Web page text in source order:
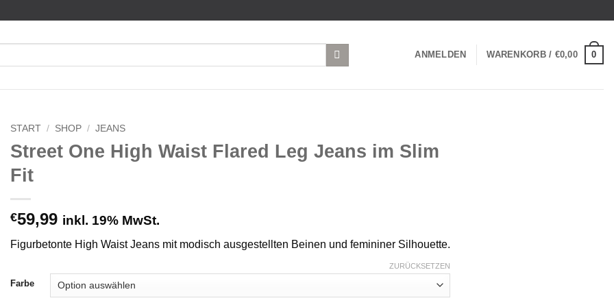
ANMELDEN WARENKORB / €0,00 0
START / SHOP / JEANS
Street One High Waist Flared Leg Jeans im Slim
Fit
€59,99 inkl. 19% MwSt.
Figurbetonte High Waist Jeans mit modisch ausgestellten Beinen und femininer Silhouette.
Farbe
ZURÜCKSETZEN